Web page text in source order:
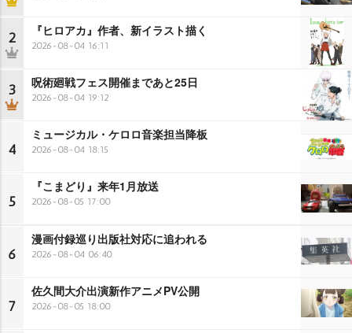
2 『ヒロアカ』作者、新イラスト描く
2026-08-04 16:11
3 呪術廻戦フェス開催まであと25日
2026-08-04 19:12
4
ミュージカル・ケロロ音楽担当降板
2026-08-04 18:15
5
『こまどり』来年1月放送
2026-08-05 17:00
6
漫画付録巡り出版社対応に追われる
2026-08-04 06:40
7
佐久間大介出演新作アニメPV公開
2026-08-05 18:00